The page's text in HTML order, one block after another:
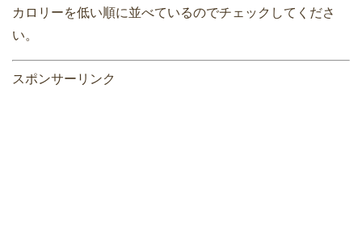
カロリーを低い順に並べているのでチェックしてくださ
い。
スポンサーリンク